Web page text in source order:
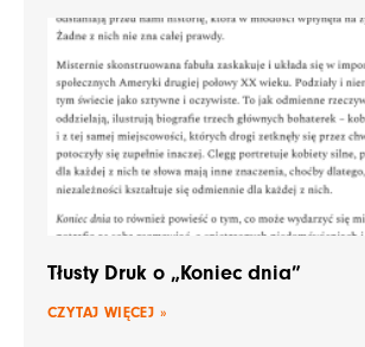
Tłusty Druk o „Koniec dnia”
CZYTAJ WIĘCEJ »